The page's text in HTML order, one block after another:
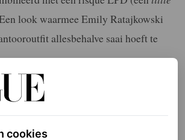
look waarmee Emily Ratajkowski
allesbehalve saai hoeft te
in
kantooroutfit
cookies